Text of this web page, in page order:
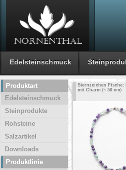
Edelsteinschmuck
Sternzeichen Fische:
mit Charm (~ 50 cm)
Produktart
Edelsteinschmuck
Steinprodukte
Rohsteine
Salzartikel
Downloads
Produktlinie